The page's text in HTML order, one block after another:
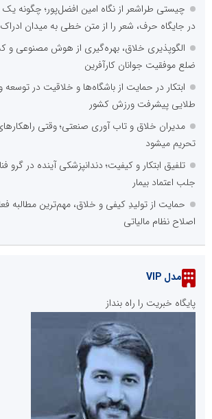
چیستی طراشعر از نگاه امین افضل‌پور؛ چگونه یک
در جایگاه حرف، شعر را از متن خطی به میدان
الگوپذیری خلاق، بهره‌گیری از هوش مصنوعی و
ضلع موفقیت جوانان کارآفرین
ابتکار در حمایت از باشگاه‌ها و خلاقیت در
طلایی پیشرفت ورزش کشور
مدیران خلاق و تاب آوری صنعتی؛ وقتی
تحریم میشود
تلفیق ابتکار و کیفیت؛ دندانپزشکی آینده در گرو
جلب اعتماد بیمار
حمایت از تولیدِ کیفی و خلاق، مهم‌ترین مطالبه
اصلاح نظام مالیاتی
مدل VIP
پایگاه خبریت را راه بنداز